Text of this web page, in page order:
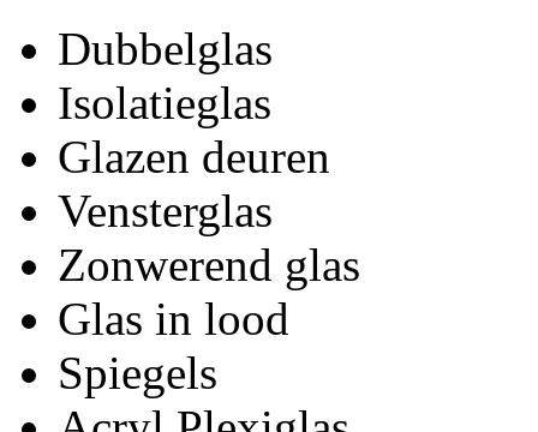
Dubbelglas
Isolatieglas
Glazen deuren
Vensterglas
Zonwerend glas
Glas in lood
Spiegels